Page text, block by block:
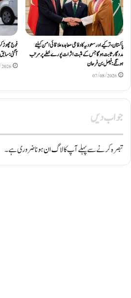
پاکستان، ترکیے اور سعودیہ کا دفاعی معاہدہ علاقائی امن کیلئے
مددگار ثابت ہوگا جس کے مثبت اثرات پورے خطے پر مرتب
ہونگے: فیصل بن فرحان
07/08/2026
فوج چھوڑ
آگئی:
جواب دیں
تبصرہ کرنے سے پہلے آپ کالاگ انہونا ضروری ہے۔